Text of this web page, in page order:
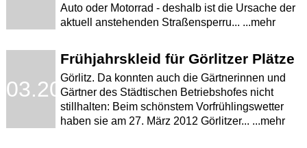
Auto oder Motorrad - deshalb ist die Ursache der
aktuell anstehenden Straßensperru... ...mehr
Frühjahrskleid für Görlitzer Plätze
Görlitz. Da konnten auch die Gärtnerinnen und
Gärtner des Städtischen Betriebshofes nicht
stillhalten: Beim schönstem Vorfrühlingswetter
haben sie am 27. März 2012 Görlitzer... ...mehr